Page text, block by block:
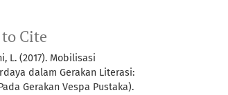
Cite
L. (2017). Mobilisasi
dalam Gerakan Literasi:
Gerakan Vespa Pustaka).